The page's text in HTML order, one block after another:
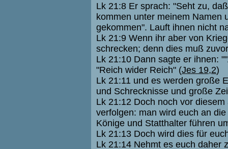
Lk 21:8 Er sprach: "Seht zu,
kommen unter meinem Namen
gekommen". Lauft ihnen nicht
Lk 21:9 Wenn ihr aber von
schrecken; denn dies muß
Lk 21:10 Dann sagte er ihnen:
"Reich wider Reich" (Jes 19,2)
Lk 21:11 und es werden große
und Schrecknisse und große
Lk 21:12 Doch noch vor
verfolgen: man wird euch an
Könige und Statthalter führen
Lk 21:13 Doch wird dies für
Lk 21:14 Nehmt es euch daher